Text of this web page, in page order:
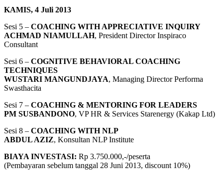
KAMIS, 4 Juli 2013
Sesi 5 – COACHING WITH APPRECIATIVE INQUIRY
ACHMAD NIAMULLAH, President Director Inspiraco
Consultant
Sesi 6 – COGNITIVE BEHAVIORAL COACHING
TECHNIQUES
WUSTARI MANGUNDJAYA, Managing Director Performa
Swasthacita
Sesi 7 – COACHING & MENTORING FOR LEADERS
PM SUSBANDONO, VP HR & Services Starenergy (Kakap Ltd)
Sesi 8 – COACHING WITH NLP
ABDUL AZIZ, Konsultan NLP Institute
BIAYA INVESTASI: Rp 3.750.000,-/peserta
(Pembayaran sebelum tanggal 28 Juni 2013, discount 10%)